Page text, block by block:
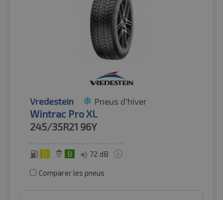
Vredestein Pneus d'hiver
Wintrac Pro XL
245/35R21 96Y
D B 72 dB
Comparer les pneus